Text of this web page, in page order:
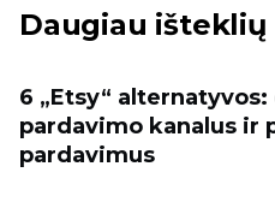
Daugiau išteklių
6 „Etsy“
pardavimo kanalus ir
pardavimus